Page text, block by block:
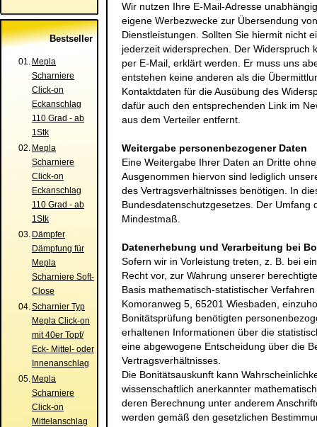
Bestseller
01. Mepla
Scharniere
Click-on
Eckanschlag
110 Grad - ab
1Stk
02. Mepla
Scharniere
Click-on
Eckanschlag
110 Grad - ab
1Stk
03. Dämpfer
Dämpfung für
Mepla
Scharniere Soft-
Close
04.Scharnier Typ
Mepla Click-on
mit 40er Topf/
Eck- Mittel- oder
Innenanschlag
05. Mepla
Scharniere
Click-on
Mittelanschlag
Wir nutzen Ihre E-Mail-Adresse
eigene Werbezwecke zur Übersendung
Dienstleistungen. Sollten Sie hiermit nicht
jederzeit widersprechen. Der Widerspruch
per E-Mail, erklärt werden. Er muss uns
entstehen keine anderen als die
Kontaktdaten für die Ausübung des
dafür auch den entsprechenden Link im
aus dem Verteiler entfernt.
Weitergabe personenbezogener Daten
Eine Weitergabe Ihrer Daten an Dritte
Ausgenommen hiervon sind lediglich
des Vertragsverhältnisses benötigen. In
Bundesdatenschutzgesetzes. Der
Mindestmaß.
Datenerhebung und Verarbeitung bei
Sofern wir in Vorleistung treten, z. B. bei
Recht vor, zur Wahrung unserer
Basis mathematisch-statistischer
Komoranweg 5, 65201 Wiesbaden ,
Bonitätsprüfung benötigten
erhaltenen Informationen über die
eine abgewogene Entscheidung über die
Vertragsverhältnisses.
Die Bonitätsauskunft kann
wissenschaftlich anerkannter
deren Berechnung unter anderem
werden gemäß den gesetzlichen